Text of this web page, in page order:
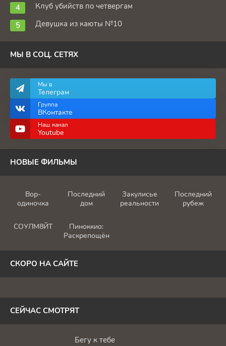
Клуб убийств по четвергам
Девушка из каюты №10
МЫ В СОЦ. СЕТЯХ
Мы в
Телеграм
Группа
ВКонтакте
Наш канал
Youtube
НОВЫЕ ФИЛЬМЫ
Вор-
одиночка
Последний
дом
Закулисье
реальности
Последний
рубеж
СОУЛМ8ЙТ
Пиноккио:
Раскрепощённый
СКОРО НА САЙТЕ
СЕЙЧАС СМОТРЯТ
Бегу к тебе